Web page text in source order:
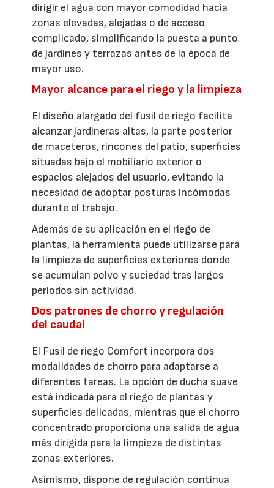
dirigir el agua con mayor comodidad hacia
zonas elevadas, alejadas o de acceso
complicado, simplificando la puesta a punto
de jardines y terrazas antes de la época de
mayor uso.
Mayor alcance para el riego y la limpieza
El diseño alargado del fusil de riego facilita
alcanzar jardineras altas, la parte posterior
de maceteros, rincones del patio, superficies
situadas bajo el mobiliario exterior o
espacios alejados del usuario, evitando la
necesidad de adoptar posturas incómodas
durante el trabajo.
Además de su aplicación en el riego de
plantas, la herramienta puede utilizarse para
la limpieza de superficies exteriores donde
se acumulan polvo y suciedad tras largos
periodos sin actividad.
Dos patrones de chorro y regulación
del caudal
El Fusil de riego Comfort incorpora dos
modalidades de chorro para adaptarse a
diferentes tareas. La opción de ducha suave
está indicada para el riego de plantas y
superficies delicadas, mientras que el chorro
concentrado proporciona una salida de agua
más dirigida para la limpieza de distintas
zonas exteriores.
Asimismo, dispone de regulación continua